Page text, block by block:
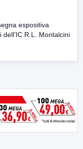
espositiva
R.L. Montalcini